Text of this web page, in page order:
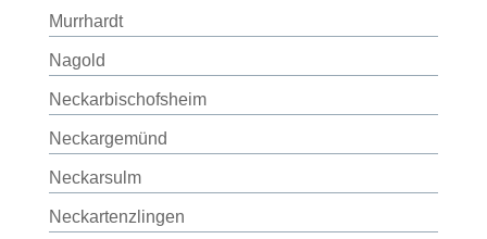
Murrhardt
Nagold
Neckarbischofsheim
Neckargemünd
Neckarsulm
Neckartenzlingen